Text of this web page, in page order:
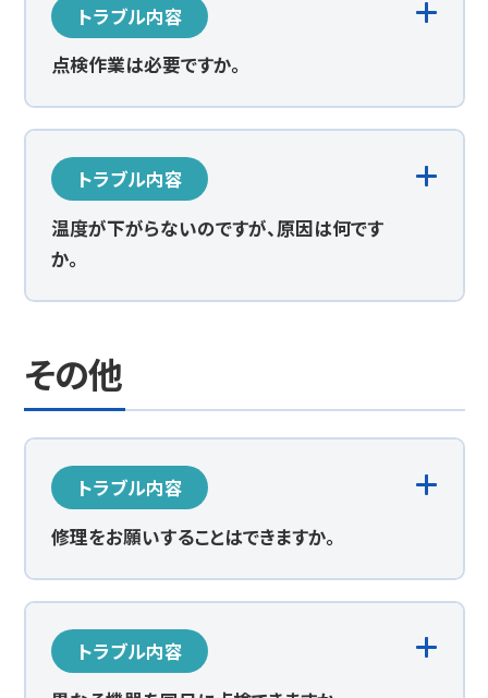
トラブル内容
点検作業は必要ですか。
トラブル内容
温度が下がらないのですが、原因は何です
か。
その他
トラブル内容
修理をお願いすることはできますか。
トラブル内容